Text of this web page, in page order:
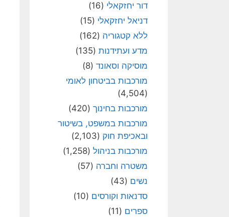
דור יחזקאלי (16)
דניאל יחזקאלי (15)
ללא קטגוריה (162)
מדע ועתידנות (135)
מוסיקה וסאונד (8)
מורכבות בביטחון לאומי
(4,504)
מורכבות בחינוך (420)
מורכבות במשפט, בשיטור
ובאכיפת חוק (2,103)
מורכבות בניהול (1,258)
משטרה וחברה (57)
נשים (43)
סדנאות וקורסים (10)
ספרים (11)